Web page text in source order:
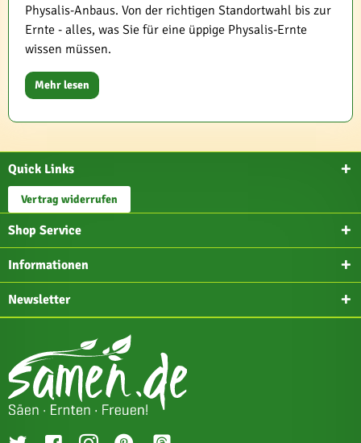
Physalis-Anbaus. Von der richtigen Standortwahl bis zur
Ernte - alles, was Sie für eine üppige Physalis-Ernte
wissen müssen.
Mehr lesen
Quick Links
Vertrag widerrufen
Shop Service
Informationen
Newsletter